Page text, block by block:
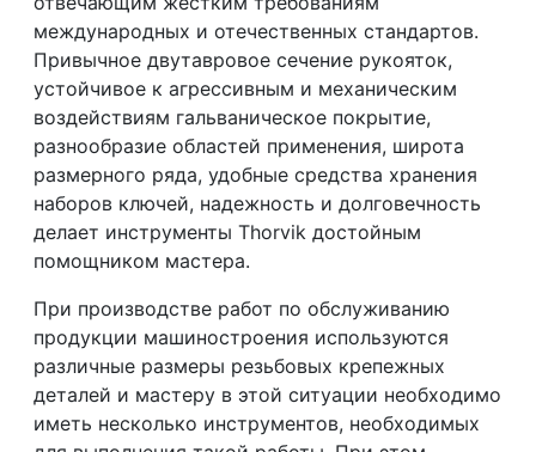
международных и отечественных стандартов.
Привычное двутавровое сечение рукояток,
устойчивое к агрессивным и механическим
воздействиям гальваническое покрытие,
разнообразие областей применения, широта
размерного ряда, удобные средства хранения
наборов ключей, надежность и долговечность
делает инструменты Thorvik достойным
помощником мастера.
При производстве работ по обслуживанию
продукции машиностроения используются
различные размеры резьбовых крепежных
деталей и мастеру в этой ситуации необходимо
иметь несколько инструментов, необходимых